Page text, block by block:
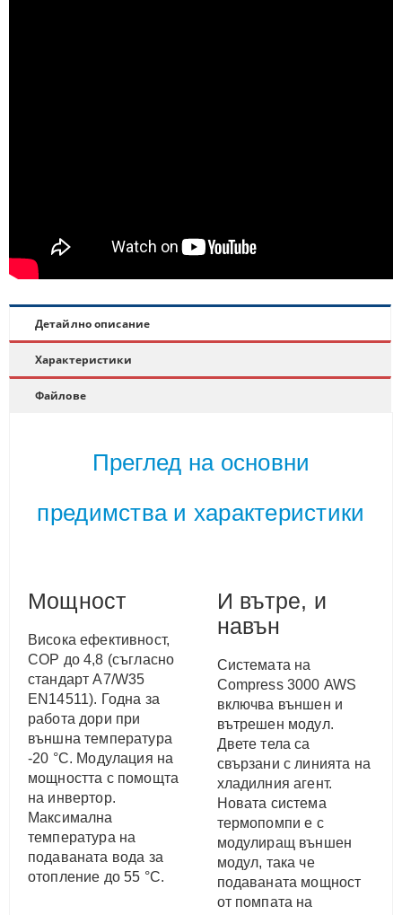
Детайлно описание
Характеристики
Файлове
Преглед на основни
предимства и характеристики
Мощност
Висока ефективност,
COP до 4,8 (съгласно
стандарт A7/W35
EN14511). Годна за
работа дори при
външна температура
-20 °C. Модулация на
мощността с помощта
на инвертор.
Максимална
температура на
подаваната вода за
отопление до 55 °C.
И вътре, и
навън
Системата на
Compress 3000 AWS
включва външен и
вътрешен модул.
Двете тела са
свързани с линията на
хладилния агент.
Новата система
термопомпи е с
модулиращ външен
модул, така че
подаваната мощност
от помпата на